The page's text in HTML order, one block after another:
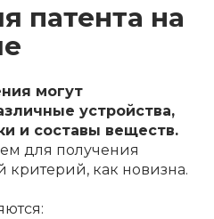
патента на
могут
устройства,
и составы веществ.
для получения
критерий, как новизна.